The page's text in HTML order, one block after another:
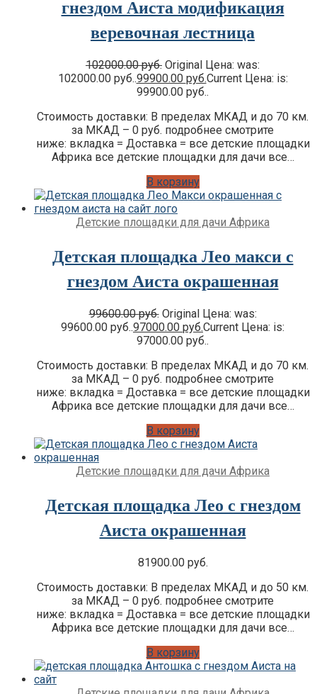
гнездом Аиста модификация
веревочная лестница
102000.00руб. Original Цена: was:
102000.00 руб..99900.00 руб.Current Цена: is:
99900.00 руб..
Стоимость доставки: В пределах МКАД и до 70 км.
за МКАД – 0 руб. подробнее смотрите
ниже: вкладка = Доставка = все детские площадки
Африка все детские площадки для дачи все…
В корзину
Детские площадки для дачи Африка
Детская площадка Лео макси с
гнездом Аиста окрашенная
99600.00руб. Original Цена: was:
99600.00 руб..97000.00 руб.Current Цена: is:
97000.00 руб..
Стоимость доставки: В пределах МКАД и до 70 км.
за МКАД – 0 руб. подробнее смотрите
ниже: вкладка = Доставка = все детские площадки
Африка все детские площадки для дачи все…
В корзину
Детские площадки для дачи Африка
Детская площадка Лео с гнездом
Аиста окрашенная
81900.00 руб.
Стоимость доставки: В пределах МКАД и до 50 км.
за МКАД – 0 руб. подробнее смотрите
ниже: вкладка = Доставка = все детские площадки
Африка все детские площадки для дачи все…
В корзину